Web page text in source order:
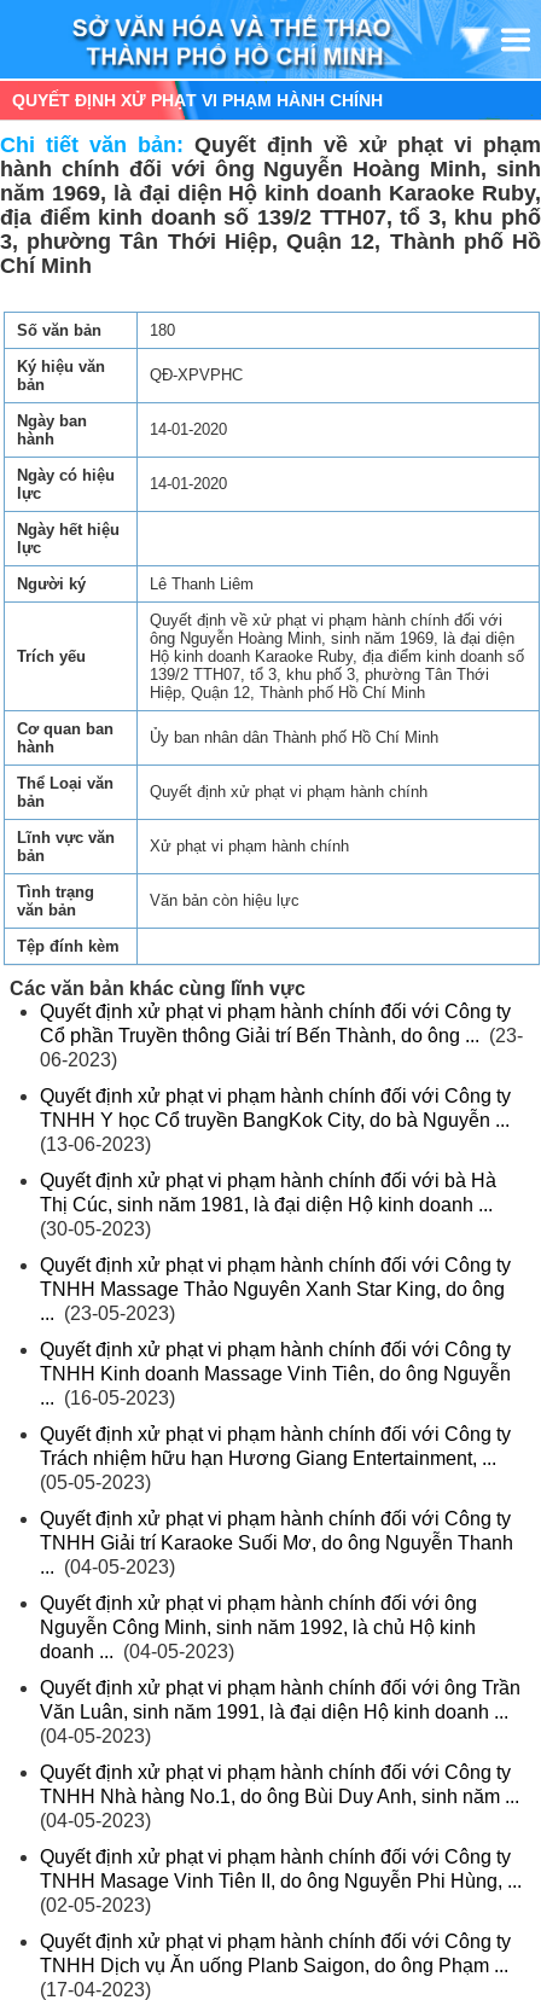
QUYẾT ĐỊNH XỬ PHẠT VI PHẠM HÀNH CHÍNH
Chi tiết văn bản: Quyết định về xử phạt vi phạm
hành chính đối với ông Nguyễn Hoàng Minh, sinh
năm 1969, là đại diện Hộ kinh doanh Karaoke Ruby,
địa điểm kinh doanh số 139/2 TTH07, tổ 3, khu phố
3, phường Tân Thới Hiệp, Quận 12, Thành phố Hồ
Chí Minh
Số văn bản
180
Ký hiệu văn
bản
QĐ-XPVPHC
Ngày ban
hành
14-01-2020
Ngày có hiệu
lực
14-01-2020
Ngày hết hiệu
lực
Người ký
Lê Thanh Liêm
Trích yếu
Quyết định về xử phạt vi phạm hành chính đối với
ông Nguyễn Hoàng Minh, sinh năm 1969, là đại diện
Hộ kinh doanh Karaoke Ruby, địa điểm kinh doanh số
139/2 TTH07, tổ 3, khu phố 3, phường Tân Thới
Hiệp, Quận 12, Thành phố Hồ Chí Minh
Cơ quan ban
hành
Ủy ban nhân dân Thành phố Hồ Chí Minh
Thể Loại văn
bản
Quyết định xử phạt vi phạm hành chính
Lĩnh vực văn
bản
Xử phạt vi phạm hành chính
Tình trạng
văn bản
Văn bản còn hiệu lực
Tệp đính kèm
Các văn bản khác cùng lĩnh vực
Quyết định xử phạt vi phạm hành chính đối với Công ty
Cổ phần Truyền thông Giải trí Bến Thành, do ông ... (23-
06-2023)
Quyết định xử phạt vi phạm hành chính đối với Công ty
TNHH Y học Cổ truyền BangKok City, do bà Nguyễn ...
(13-06-2023)
Quyết định xử phạt vi phạm hành chính đối với bà Hà
Thị Cúc, sinh năm 1981, là đại diện Hộ kinh doanh ...
(30-05-2023)
Quyết định xử phạt vi phạm hành chính đối với Công ty
TNHH Massage Thảo Nguyên Xanh Star King, do ông
... (23-05-2023)
Quyết định xử phạt vi phạm hành chính đối với Công ty
TNHH Kinh doanh Massage Vinh Tiên, do ông Nguyễn
... (16-05-2023)
Quyết định xử phạt vi phạm hành chính đối với Công ty
Trách nhiệm hữu hạn Hương Giang Entertainment, ...
(05-05-2023)
Quyết định xử phạt vi phạm hành chính đối với Công ty
TNHH Giải trí Karaoke Suối Mơ, do ông Nguyễn Thanh
... (04-05-2023)
Quyết định xử phạt vi phạm hành chính đối với ông
Nguyễn Công Minh, sinh năm 1992, là chủ Hộ kinh
doanh ... (04-05-2023)
Quyết định xử phạt vi phạm hành chính đối với ông Trần
Văn Luân, sinh năm 1991, là đại diện Hộ kinh doanh ...
(04-05-2023)
Quyết định xử phạt vi phạm hành chính đối với Công ty
TNHH Nhà hàng No.1, do ông Bùi Duy Anh, sinh năm ...
(04-05-2023)
Quyết định xử phạt vi phạm hành chính đối với Công ty
TNHH Masage Vinh Tiên II, do ông Nguyễn Phi Hùng, ...
(02-05-2023)
Quyết định xử phạt vi phạm hành chính đối với Công ty
TNHH Dịch vụ Ăn uống Planb Saigon, do ông Phạm ...
(17-04-2023)